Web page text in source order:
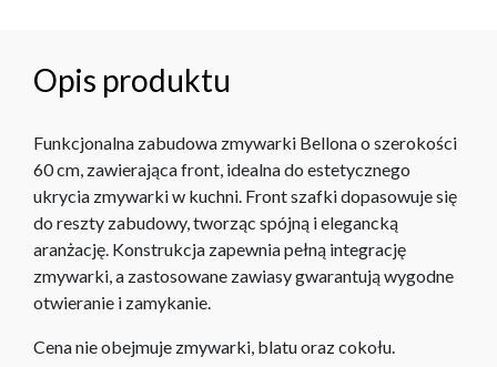
Opis produktu
Funkcjonalna zabudowa zmywarki Bellona o szerokości
60 cm, zawierająca front, idealna do estetycznego
ukrycia zmywarki w kuchni. Front szafki dopasowuje się
do reszty zabudowy, tworząc spójną i elegancką
aranżację. Konstrukcja zapewnia pełną integrację
zmywarki, a zastosowane zawiasy gwarantują wygodne
otwieranie i zamykanie.
Cena nie obejmuje zmywarki, blatu oraz cokołu.